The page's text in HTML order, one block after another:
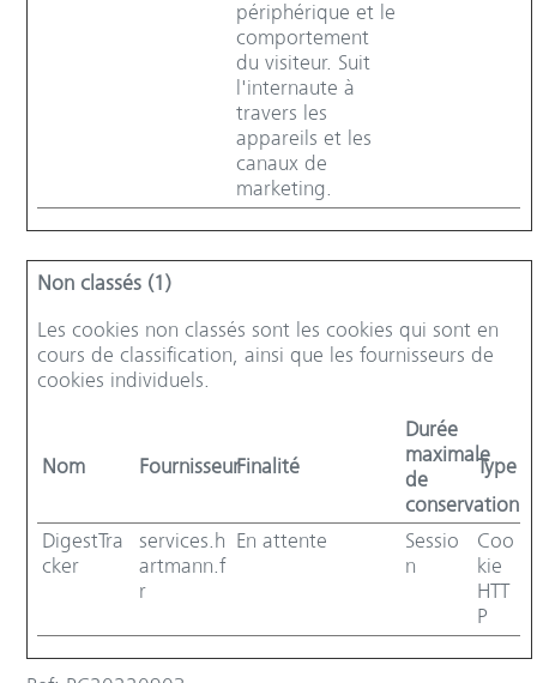
périphérique et le
comportement
du visiteur. Suit
l'internaute à
travers les
appareils et les
canaux de
marketing.
Non classés (1)
Les cookies non classés sont les cookies qui sont en
cours de classification, ainsi que les fournisseurs de
cookies individuels.
Nom FournisseurFinalité
Durée
maximale
de
conservation
Type
DigestTra
cker
services.h
artmann.f
r
En attente
Sessio
n
Coo
kie
HTT
P